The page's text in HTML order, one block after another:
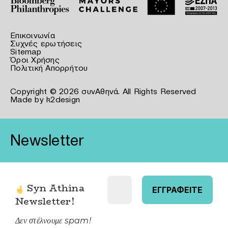
Επικοινωνία
Συχνές ερωτήσεις
Sitemap
Όροι Χρήσης
Πολιτική Απορρήτου
Copyright © 2026 συνΑθηνά. All Rights Reserved
Made by k2design
Newsletter
Syn Athina
Newsletter!
Δεν στέλνουμε spam!